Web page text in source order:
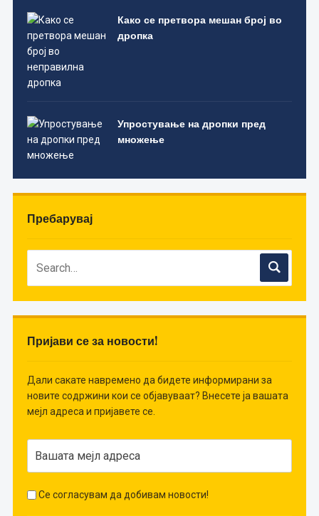
Како се претвора мешан број во
дропка
Упростување на дропки пред
множење
Пребарувај
Пријави се за новости!
Дали сакате навремено да бидете информирани за
новите содржини кои се објавуваат? Внесете ја вашата
мејл адреса и пријавете се.
Се согласувам да добивам новости!